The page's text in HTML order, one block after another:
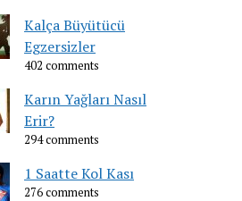
Kalça Büyütücü
Egzersizler
402 comments
Karın Yağları Nasıl
Erir?
294 comments
1 Saatte Kol Kası
276 comments